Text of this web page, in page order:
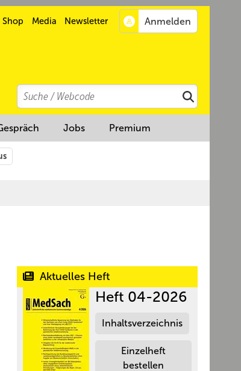
Shop Media Newsletter
Search
Suchen
Jobs Premium
Aktuelles Heft
Heft 04-2026
Inhaltsverzeichnis
Einzelheft
bestellen